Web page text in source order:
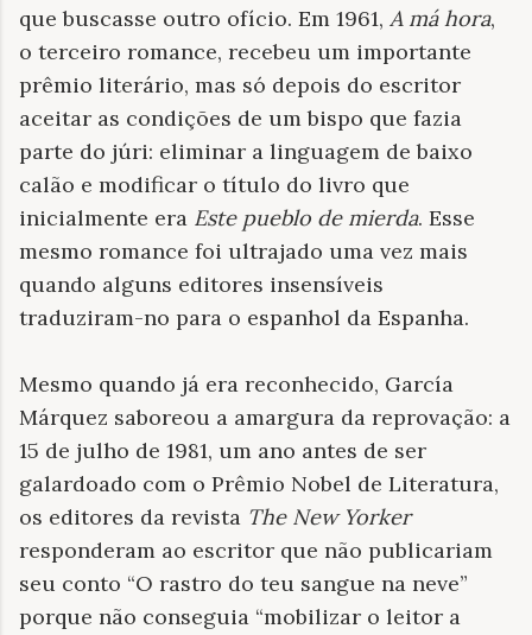
que buscasse outro ofício. Em 1961, A má hora,
o terceiro romance, recebeu um importante
prêmio literário, mas só depois do escritor
aceitar as condições de um bispo que fazia
parte do júri: eliminar a linguagem de baixo
calão e modificar o título do livro que
inicialmente era Este pueblo de mierda. Esse
mesmo romance foi ultrajado uma vez mais
quando alguns editores insensíveis
traduziram-no para o espanhol da Espanha.
Mesmo quando já era reconhecido, García
Márquez saboreou a amargura da reprovação: a
15 de julho de 1981, um ano antes de ser
galardoado com o Prêmio Nobel de Literatura,
os editores da revista The New Yorker
responderam ao escritor que não publicariam
seu conto “O rastro do teu sangue na neve”
porque não conseguia “mobilizar o leitor a